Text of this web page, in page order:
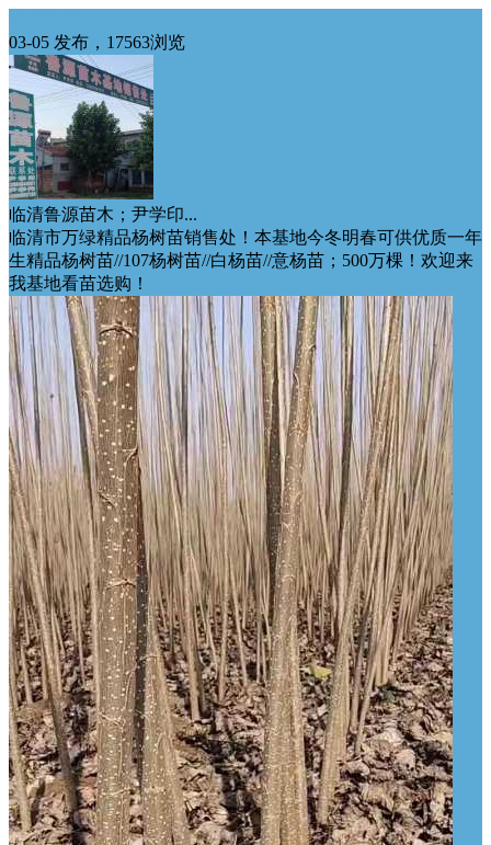
03-05 发布，17563浏览
临清鲁源苗木；尹学印...
临清市万绿精品杨树苗销售处！本基地今冬明春可供优质一年
生精品杨树苗//107杨树苗//白杨苗//意杨苗；500万棵！欢迎来
我基地看苗选购！